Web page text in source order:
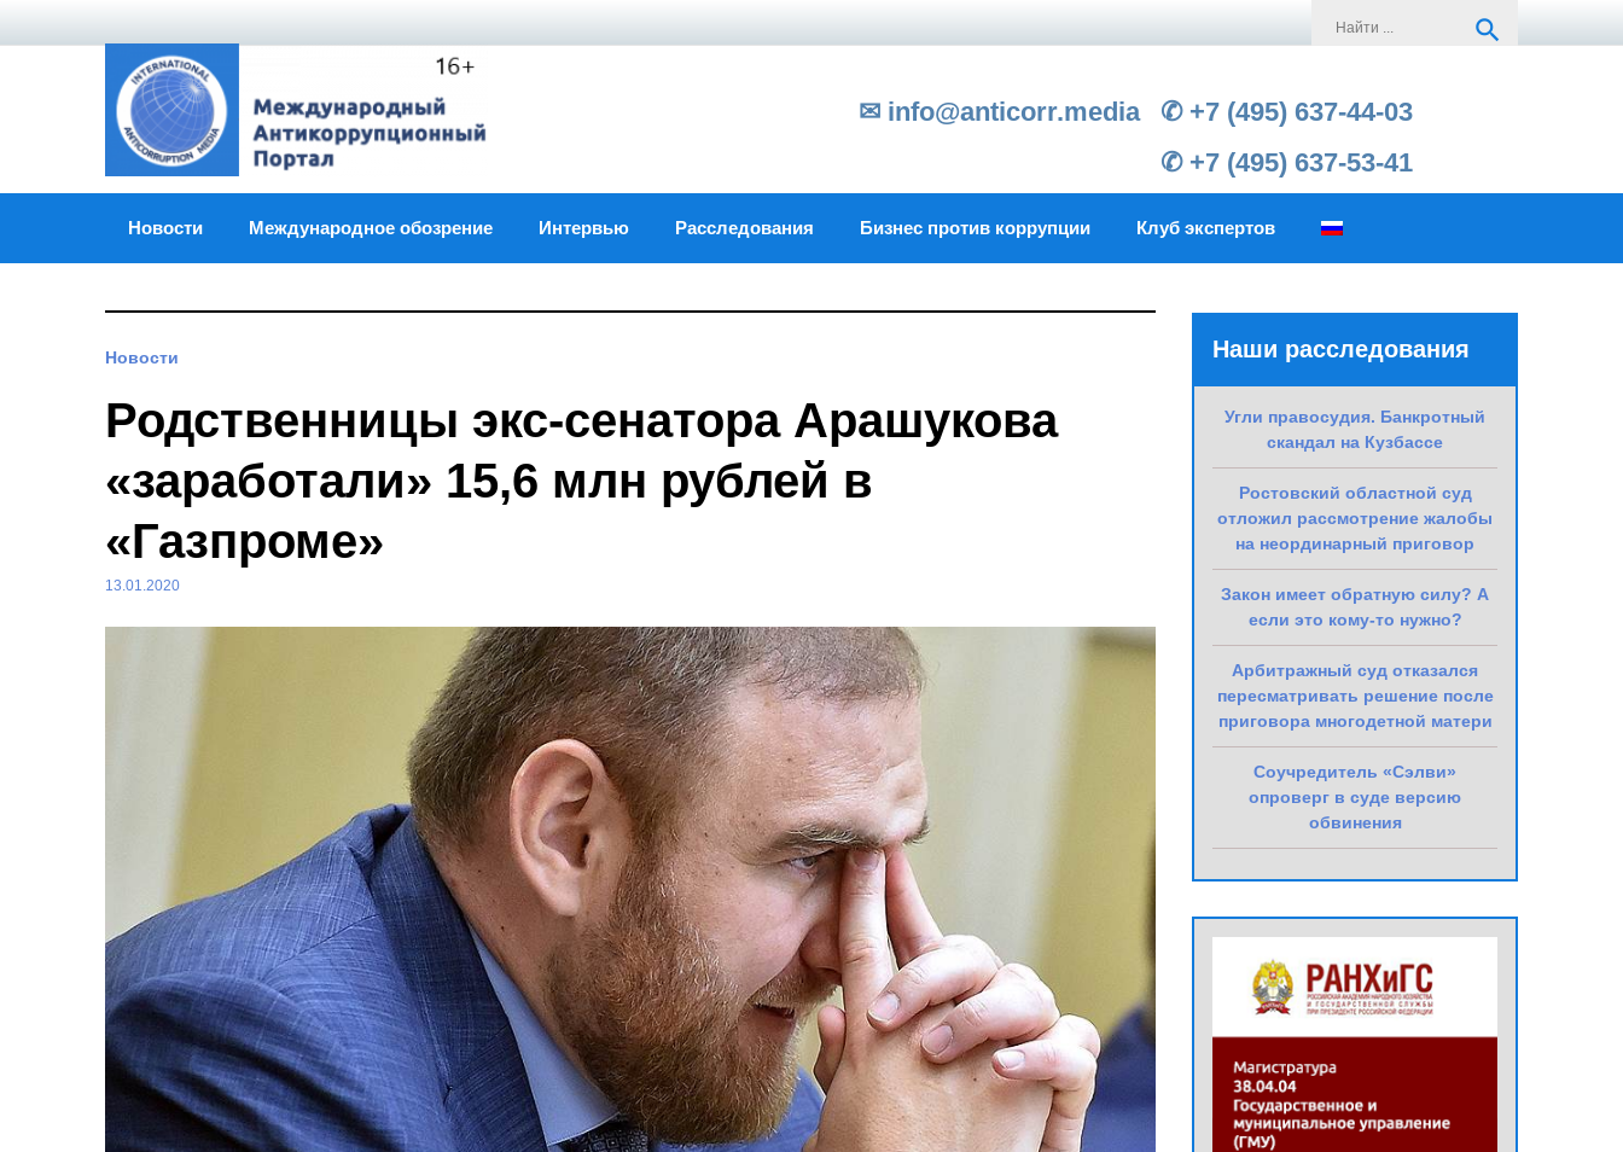
search
✉ info@anticorr.media
✆ +7 (495) 637-44-03
✆ +7 (495) 637-53-41
Новости Международное обозрение Интервью Расследования Бизнес против коррупции Клуб экспертов
Новости
Родственницы экс-сенатора Арашукова
«заработали» 15,6 млн рублей в
«Газпроме»
13.01.2020
Наши расследования
Угли правосудия. Банкротный
скандал на Кузбассе
Ростовский областной суд
отложил рассмотрение жалобы
на неординарный приговор
Закон имеет обратную силу? А
если это кому-то нужно?
Арбитражный суд отказался
пересматривать решение после
приговора многодетной матери
Соучредитель «Сэлви»
опроверг в суде версию
обвинения